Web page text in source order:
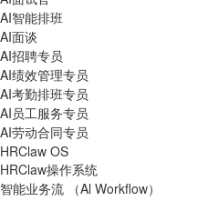
AI智能排班
AI面谈
AI招聘专员
AI绩效管理专员
AI考勤排班专员
AI员工服务专员
AI劳动合同专员
HRClaw OS
HRClaw操作系统
智能业务流 （Al Workflow）